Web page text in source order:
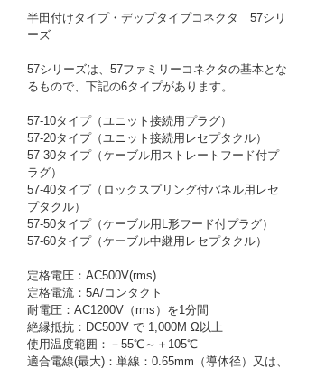
半田付けタイプ・デップタイプコネクタ 57シリ
ーズ
57シリーズは、57ファミリーコネクタの基本とな
るもので、下記の6タイプがあります。
57-10タイプ（ユニット接続用プラグ）
57-20タイプ（ユニット接続用レセプタクル）
57-30タイプ（ケーブル用ストレートフード付プ
ラグ）
57-40タイプ（ロックスプリング付パネル用レセ
プタクル）
57-50タイプ（ケーブル用L形フード付プラグ）
57-60タイプ（ケーブル中継用レセプタクル）
定格電圧：AC500V(rms)
定格電流：5A/コンタクト
耐電圧：AC1200V（rms）を1分間
絶縁抵抗：DC500V で 1,000M Ω以上
使用温度範囲：－55℃～＋105℃
適合電線(最大)：単線：0.65mm（導体径）又は、